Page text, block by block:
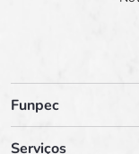
Funpec
Serviços